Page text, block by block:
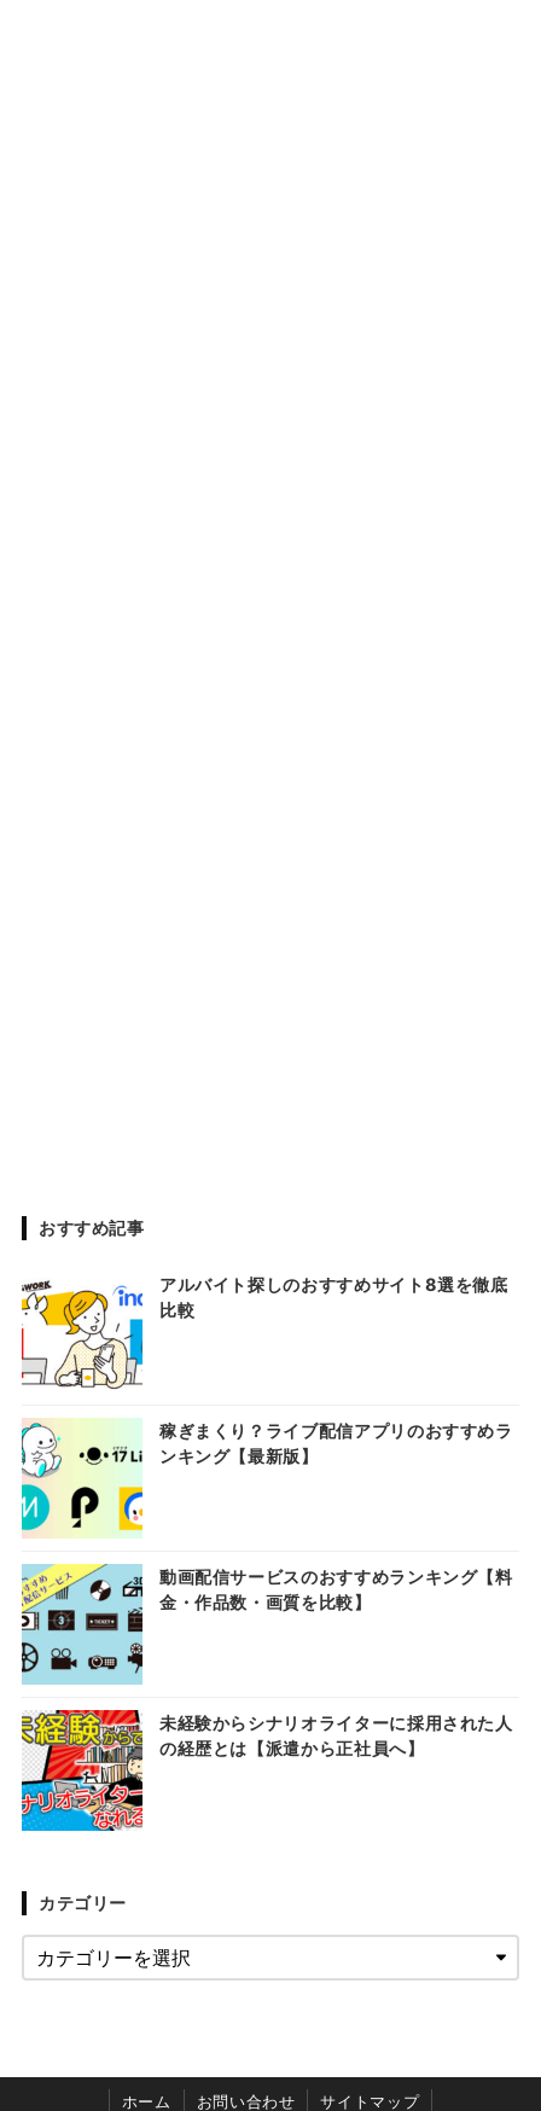
おすすめ記事
アルバイト探しのおすすめサイト8選を徹底
比較
稼ぎまくり？ライブ配信アプリのおすすめラ
ンキング【最新版】
動画配信サービスのおすすめランキング【料
金・作品数・画質を比較】
未経験からシナリオライターに採用された人
の経歴とは【派遣から正社員へ】
カテゴリー
ホーム お問い合わせ サイトマップ